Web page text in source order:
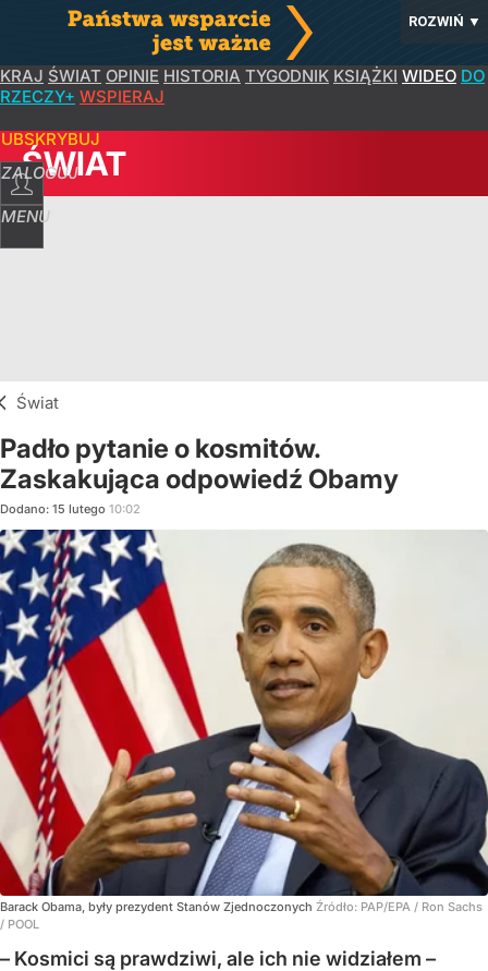
ROZWIŃ ▼
KRAJ ŚWIAT OPINIE HISTORIA TYGODNIK KSIĄŻKI WIDEO DO
RZECZY+ WSPIERAJ
ZALOGUJ
MENU
ŚWIAT
Świat
Padło pytanie o kosmitów.
Zaskakująca odpowiedź Obamy
Dodano: 15 lutego 10:02
Barack Obama, były prezydent Stanów Zjednoczonych Źródło: PAP/EPA / Ron Sachs
/ POOL
– Kosmici są prawdziwi, ale ich nie widziałem –